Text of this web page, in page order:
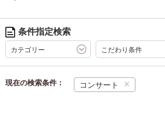
条件指定検索
カテゴリー こだわり条件
現在の検索条件： コンサート ×